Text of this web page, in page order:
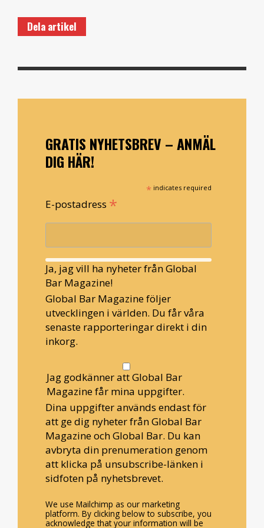
Dela artikel
GRATIS NYHETSBREV – ANMÄL
DIG HÄR!
* indicates required
E-postadress *
Ja, jag vill ha nyheter från Global
Bar Magazine!
Global Bar Magazine följer
utvecklingen i världen. Du får våra
senaste rapporteringar direkt i din
inkorg.
Jag godkänner att Global Bar
Magazine får mina uppgifter.
Dina uppgifter används endast för
att ge dig nyheter från Global Bar
Magazine och Global Bar. Du kan
avbryta din prenumeration genom
att klicka på unsubscribe-länken i
sidfoten på nyhetsbrevet.
We use Mailchimp as our marketing
platform. By clicking below to subscribe, you
acknowledge that your information will be